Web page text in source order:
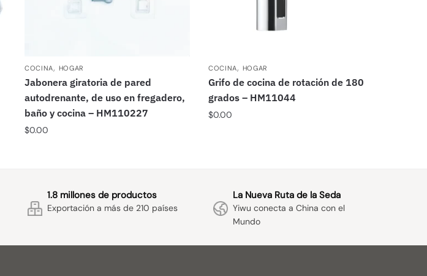
COCINA, HOGAR
Jabonera giratoria de pared
autodrenante, de uso en fregadero,
baño y cocina – HM110227
$0.00
COCINA, HOGAR
Grifo de cocina de rotación de 180
grados – HM11044
$0.00
1.8 millones de productos
Exportación a más de 210 países
La Nueva Ruta de la Seda
Yiwu conecta a China con el
Mundo